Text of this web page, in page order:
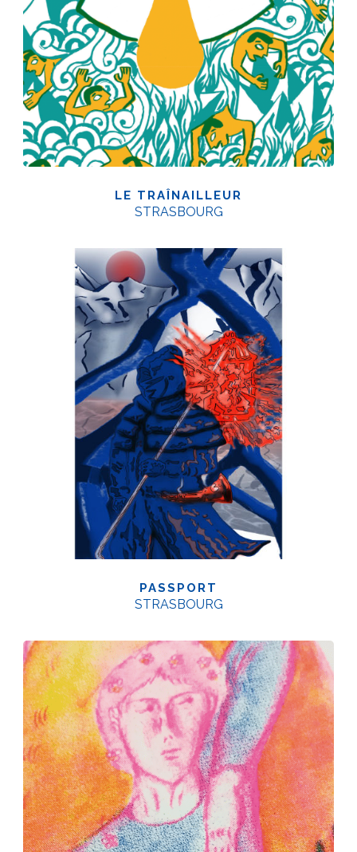
LE TRAÎNAILLEUR
STRASBOURG
PASSPORT
STRASBOURG